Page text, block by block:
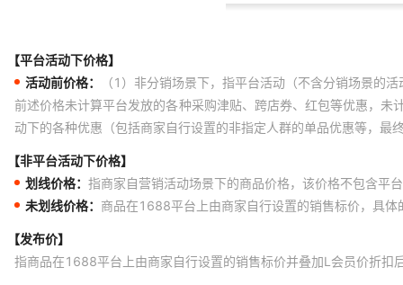
【平台活动下价格】
活动前价格：
（1）非分销场景下，指平台活动（不含分销场景的
前述价格未计算平台发放的各种采购津贴、跨店券、红包等优惠，
动下的各种优惠（包括商家自行设置的非指定人群的单品优惠等，
【非平台活动下价格】
划线价格： 指商家自营销活动场景下的商品价格，该价格不包含平
未划线价格： 商品在1688平台上由商家自行设置的销售标价，具
【发布价】
指商品在1688平台上由商家自行设置的销售标价并叠加L会员价折扣